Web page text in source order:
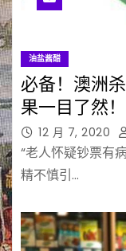
油盐酱醋
必备！澳洲
果一目了然
12 月 7, 2020
“老人怀疑钞票有
精不慎引…